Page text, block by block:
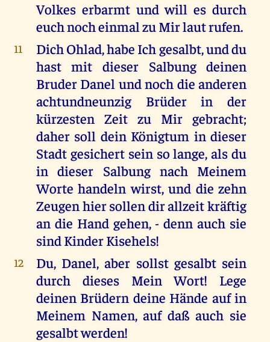
Volkes erbarmt und will es durch
euch noch einmal zu Mir laut rufen.
11
Dich Ohlad, habe Ich gesalbt, und du
hast mit dieser Salbung deinen
Bruder Danel und noch die anderen
achtundneunzig Brüder in der
kürzesten Zeit zu Mir gebracht;
daher soll dein Königtum in dieser
Stadt gesichert sein so lange, als du
in dieser Salbung nach Meinem
Worte handeln wirst, und die zehn
Zeugen hier sollen dir allzeit kräftig
an die Hand gehen, - denn auch sie
sind Kinder Kisehels!
12
Du, Danel, aber sollst gesalbt sein
durch dieses Mein Wort! Lege
deinen Brüdern deine Hände auf in
Meinem Namen, auf daß auch sie
gesalbt werden!